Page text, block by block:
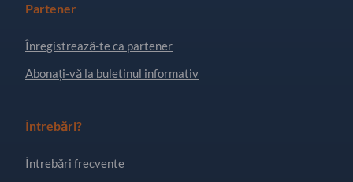
Partener
Înregistrează-te ca partener
Abonați-vă la buletinul informativ
Întrebări?
Întrebări frecvente